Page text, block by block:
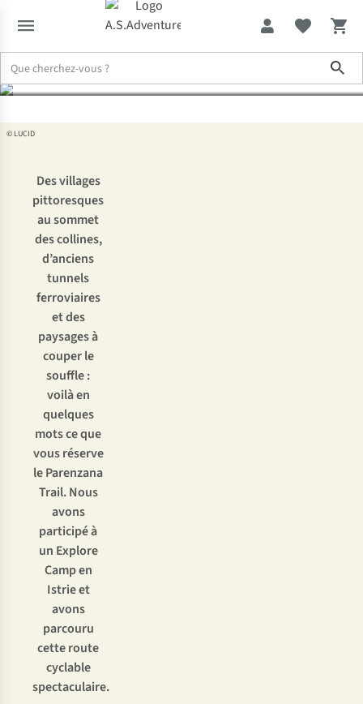
Parenzana Trail
© LUCID
Des villages
pittoresques
au sommet
des collines,
d’anciens
tunnels
ferroviaires
et des
paysages à
couper le
souffle :
voilà en
quelques
mots ce que
vous réserve
le Parenzana
Trail. Nous
avons
participé à
un Explore
Camp en
Istrieet
avons
parcouru
cette route
cyclable
spectaculaire.